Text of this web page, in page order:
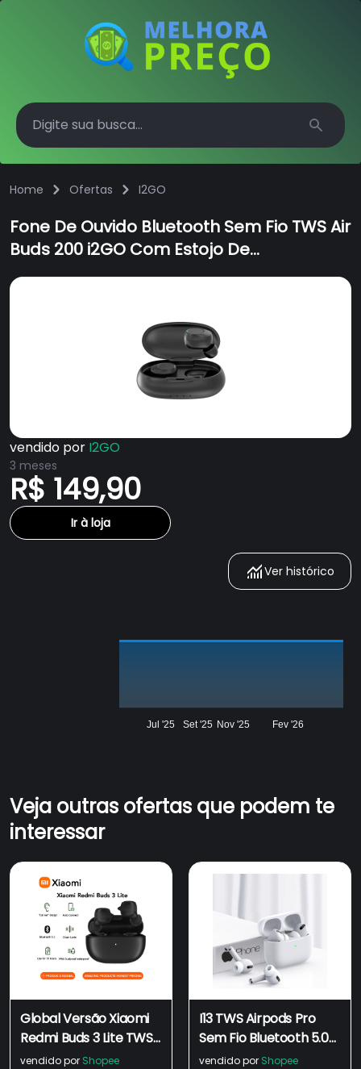
Search
Home Ofertas I2GO
Fone De Ouvido Bluetooth Sem Fio TWS Air
Buds 200 i2GO Com Estojo De
Carregamento - i2GO Plus
vendido por I2GO
3 meses
R$ 149,90
Ir à loja
Ver histórico
Jul '25 Set '25 Nov '25 Fev '26
Veja outras ofertas que podem te
interessar
Global Versão Xiaomi
Redmi Buds 3 Lite TWS
Verdadeiro Fone De
vendido por Shopee
I13 TWS Airpods Pro
Sem Fio Bluetooth 5.0
Air 3 Fone De Ouvido
vendido por Shopee